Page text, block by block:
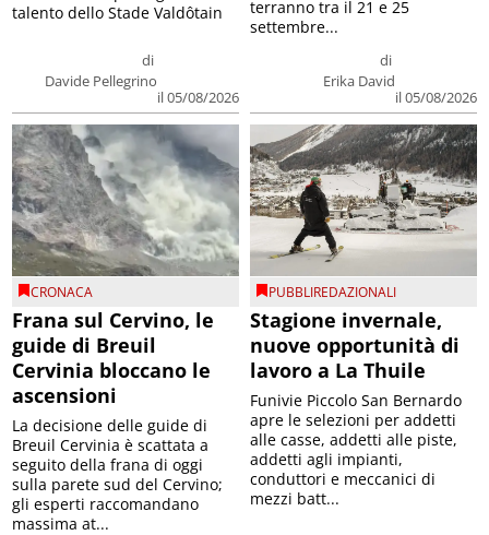
di
Davide Pellegrino
il 05/08/2026
talento dello Stade Valdôtain
di
Erika David
il 05/08/2026
terranno tra il 21 e 25
settembre...
CRONACA
Frana sul Cervino, le
guide di Breuil
Cervinia bloccano le
ascensioni
La decisione delle guide di
Breuil Cervinia è scattata a
seguito della frana di oggi
sulla parete sud del Cervino;
gli esperti raccomandano
massima at...
PUBBLIREDAZIONALI
Stagione invernale,
nuove opportunità di
lavoro a La Thuile
Funivie Piccolo San Bernardo
apre le selezioni per addetti
alle casse, addetti alle piste,
addetti agli impianti,
conduttori e meccanici di
mezzi batt...